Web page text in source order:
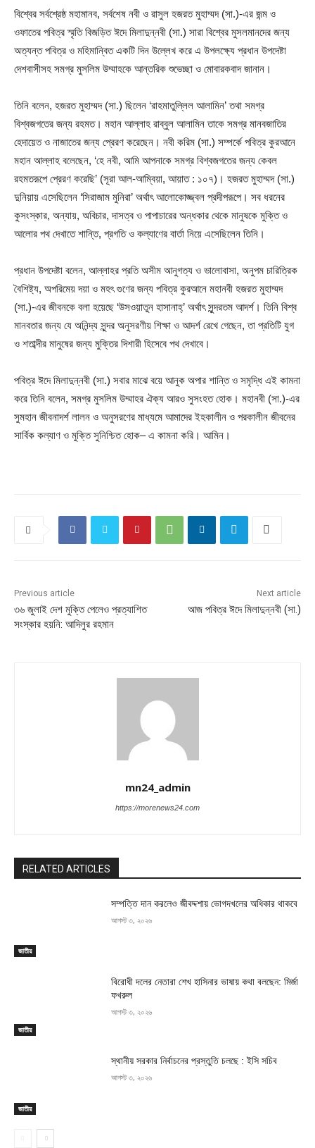
বিশ্বের সর্বশ্রেষ্ঠ মহামানব, সর্বশেষ নবী ও রাসুল হজরত মুহাম্মদ (সা.)-এর জন্ম ও
ওফাতের পবিত্র স্মৃতি বিজড়িত ঈদে মিলাদুন্নবী (সা.) সারা বিশ্বের মুসলমানদের জন্য
অত্যন্ত পবিত্র ও মহিমান্বিত একটি দিন উল্লেখ করে এ উপলক্ষ্যে প্রধান উপদেষ্টা
দেশবাসীসহ সমগ্র মুসলিম উম্মাহকে আন্তরিক শুভেচ্ছা ও মোবারকবাদ জানান।
তিনি বলেন, হজরত মুহাম্মদ (সা.) ছিলেন ‘রাহমাতুল্লিল আলামিন’ তথা সমগ্র
বিশ্বজগতের জন্য রহমত। মহান আল্লাহ রাব্বুল আলামিন তাকে সমগ্র মানবজাতির
হেদায়েত ও নাজাতের জন্য প্রেরণ করেছেন। নবী করিম (সা.) সম্পর্কে পবিত্র কুরআনে
মহান আল্লাহ বলেছেন, ‘হে নবী, আমি আপনাকে সমগ্র বিশ্বজগতের জন্য কেবল
রহমতরূপে প্রেরণ করেছি’ (সূরা আল-আম্বিয়া, আয়াত : ১০৭)। হজরত মুহাম্মদ (সা.)
দুনিয়ায় এসেছিলেন ‘সিরাজাম মুনিরা’ অর্থাৎ আলোকোজ্জ্বল প্রদীপরূপে। সব ধরনের
কুসংস্কার, অন্যায়, অবিচার, দাসত্ব ও পাপাচারের অন্ধকার থেকে মানুষকে মুক্তি ও
আলোর পথ দেখাতে শান্তি, প্রগতি ও কল্যাণের বার্তা নিয়ে এসেছিলেন তিনি।
প্রধান উপদেষ্টা বলেন, আল্লাহর প্রতি অসীম আনুগত্য ও ভালোবাসা, অনুপম চারিত্রিক
বৈশিষ্ট্য, অপরিমেয় দয়া ও মহৎ গুণের জন্য পবিত্র কুরআনে মহানবী হজরত মুহাম্মদ
(সা.)-এর জীবনকে বলা হয়েছে ‘উসওয়াতুন হাসানাহ্’ অর্থাৎ সুন্দরতম আদর্শ। তিনি বিশ্ব
মানবতার জন্য যে অনিন্দ্য সুন্দর অনুসরণীয় শিক্ষা ও আদর্শ রেখে গেছেন, তা প্রতিটি যুগ
ও শতাব্দীর মানুষের জন্য মুক্তির দিশারী হিসেবে পথ দেখাবে।
পবিত্র ঈদে মিলাদুন্নবী (সা.) সবার মাঝে বয়ে আনুক অপার শান্তি ও সমৃদ্ধি এই কামনা
করে তিনি বলেন, সমগ্র মুসলিম উম্মাহর ঐক্য আরও সুসংহত হোক। মহানবী (সা.)-এর
সুমহান জীবনাদর্শ লালন ও অনুসরণের মাধ্যমে আমাদের ইহকালীন ও পরকালীন জীবনের
সার্বিক কল্যাণ ও মুক্তি সুনিশ্চিত হোক– এ কামনা করি। আমিন।
Previous article
৩৬ জুলাই দেশ মুক্তি পেলেও প্রত্যাশিত
সংস্কার হয়নি: আদিলুর রহমান
Next article
আজ পবিত্র ঈদে মিলাদুন্নবী (সা.)
mn24_admin
https://morenews24.com
RELATED ARTICLES
জাতীয়
সম্পত্তি দান করলেও জীবদ্দশায় ভোগদখলের অধিকার থাকবে
আগস্ট ৩, ২০২৬
জাতীয়
বিরোধী দলের নেতারা শেখ হাসিনার ভাষায় কথা বলছেন: মির্জা
ফখরুল
আগস্ট ৩, ২০২৬
জাতীয়
স্থানীয় সরকার নির্বাচনের প্রস্তুতি চলছে : ইসি সচিব
আগস্ট ৩, ২০২৬